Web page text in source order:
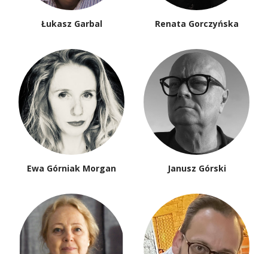
Łukasz Garbal Renata Gorczyńska
Ewa Górniak Morgan Janusz Górski